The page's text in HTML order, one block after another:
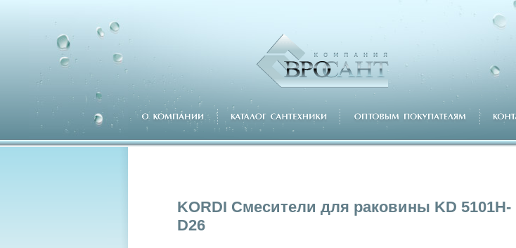
KORDI Смесители для раковины KD 5101H-
D26